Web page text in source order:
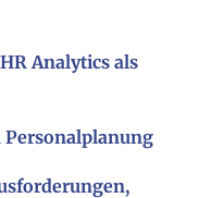
Analytics als
Personalplanung